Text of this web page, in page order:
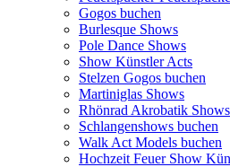
Gogos buchen
Burlesque Shows
Pole Dance Shows
Show Künstler Acts
Stelzen Gogos buchen
Martiniglas Shows
Rhönrad Akrobatik Shows
Schlangenshows buchen
Walk Act Models buchen
Hochzeit Feuer Show